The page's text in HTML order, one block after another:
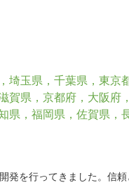
玉県，千葉県，東京
賀県，京都府，大阪府
県，福岡県，佐賀県，
発を行ってきました。信